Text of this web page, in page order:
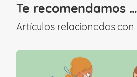
Te recomendamos …
Artículos relacionados con